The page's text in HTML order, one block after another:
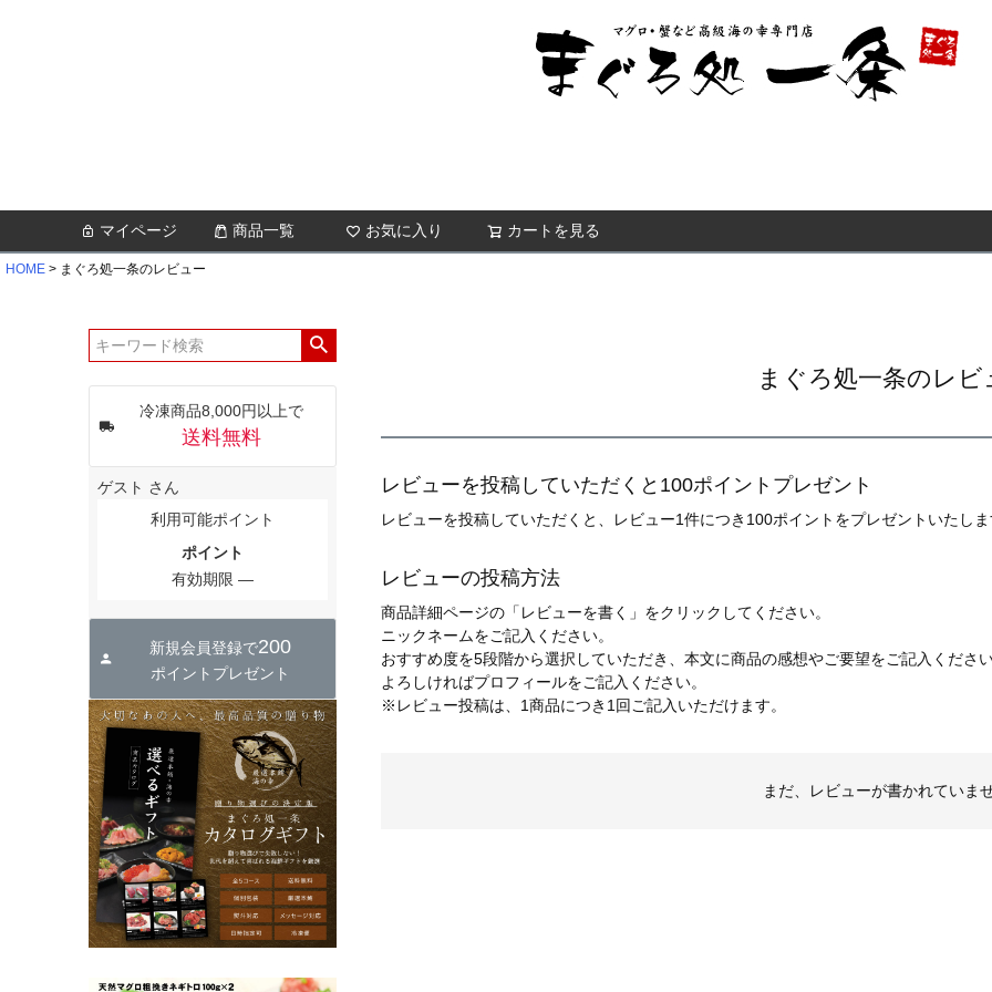
マイページ 商品一覧 お気に入り カートを見る
HOME まぐろ処一条のレビュー
冷凍商品8,000円以上で
送料無料
ゲスト さん
利用可能ポイント
ポイント
有効期限
新規会員登録で200
ポイントプレゼント
まぐろ処一条のレビ
レビューを投稿していただくと100ポイントプレゼント
レビューを投稿していただくと、レビュー1件につき100ポイントをプレゼントいたしま
レビューの投稿方法
商品詳細ページの「レビューを書く」をクリックしてください。
ニックネームをご記入ください。
おすすめ度を5段階から選択していただき、本文に商品の感想やご要望をご記入ください
よろしければプロフィールをご記入ください。
※レビュー投稿は、1商品につき1回ご記入いただけます。
まだ、レビューが書かれていませ